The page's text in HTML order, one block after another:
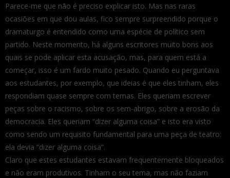
Parece-me que não é preciso explicar isto. Mas nas raras
ocasiões em que dou aulas, fico sempre surpreendido porque o
dramaturgo é entendido como uma espécie de político sem
partido. Neste momento, há alguns escritores muito bons aos
quais se pode aplicar esta acusação, mas, para quem está a
começar, isso é um fardo muito pesado. Quando eu perguntava
aos estudantes, por exemplo, que ideias é que eles tinham, eles
respondiam quase sempre com temas. Eles queriam escrever
peças sobre o racismo, sobre os sem-abrigo, sobre a erosão da
democracia. Eles queriam “dizer alguma coisa” e isto era visto
como sendo um requisito fundamental para uma peça de teatro:
ela devia “dizer alguma coisa”.
Claro que estes estudantes estavam frequentemente bloqueados
e não eram produtivos. Tinham o seu tema, mas não faziam